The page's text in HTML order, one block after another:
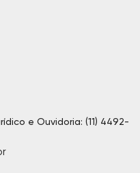
e Ouvidoria: (11) 4492-